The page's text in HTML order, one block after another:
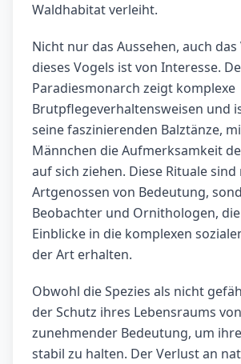
Waldhabitat verleiht.
Nicht nur das Aussehen, auch
dieses Vogels ist von Interesse.
Paradiesmonarch zeigt komplexe
Brutpflegeverhaltensweisen und
seine faszinierenden Balztänze,
Männchen die Aufmerksamkeit
auf sich ziehen. Diese Rituale
Artgenossen von Bedeutung,
Beobachter und Ornithologen,
Einblicke in die komplexen
der Art erhalten.
Obwohl die Spezies als nicht
der Schutz ihres Lebensraums von
zunehmender Bedeutung, um
stabil zu halten. Der Verlust an